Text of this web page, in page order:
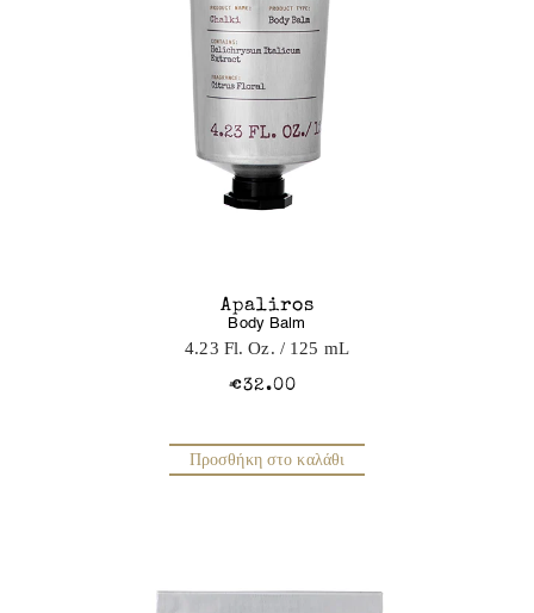
Apaliros
Body Balm
4.23 Fl. Oz. / 125 mL
€32.00
Προσθήκη στο καλάθι